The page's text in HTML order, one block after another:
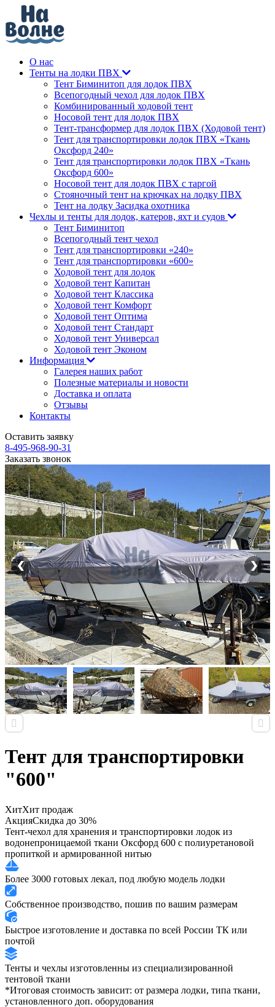
О нас
Тенты на лодки ПВХ
Тент Биминитоп для лодок ПВХ
Всепогодный чехол для лодок ПВХ
Комбинированный ходовой тент
Носовой тент для лодок ПВХ
Тент-трансформер для лодок ПВХ (Ходовой тент)
Тент для транспортировки лодок ПВХ «Ткань
Оксфорд 240»
Тент для транспортировки лодок ПВХ «Ткань
Оксфорд 600»
Носовой тент для лодок ПВХ с таргой
Стояночный тент на крючках на лодку ПВХ
Тент на лодку Засидка охотника
Чехлы и тенты для лодок, катеров, яхт и судов
Тент Биминитоп
Всепогодный тент чехол
Тент для транспортировки «240»
Тент для транспортировки «600»
Ходовой тент для лодок
Ходовой тент Капитан
Ходовой тент Классика
Ходовой тент Комфорт
Ходовой тент Оптима
Ходовой тент Стандарт
Ходовой тент Универсал
Ходовой тент Эконом
Информация
Галерея наших работ
Полезные материалы и новости
Доставка и оплата
Отзывы
Контакты
Оставить заявку
8-495-968-90-31
Заказать звонок
Тент для транспортировки
"600"
ХитХит продаж
АкцияСкидка до 30%
Тент-чехол для хранения и транспортировки лодок из
водонепроницаемой ткани Оксфорд 600 с полиуретановой
пропиткой и армированной нитью
Более 3000 готовых лекал, под любую модель лодки
Собственное производство, пошив по вашим размерам
Быстрое изготовление и доставка по всей России ТК или
почтой
Тенты и чехлы изготовленны из специализированной
тентовой ткани
*Итоговая стоимость зависит: от размера лодки, типа ткани,
установленного доп. оборудования